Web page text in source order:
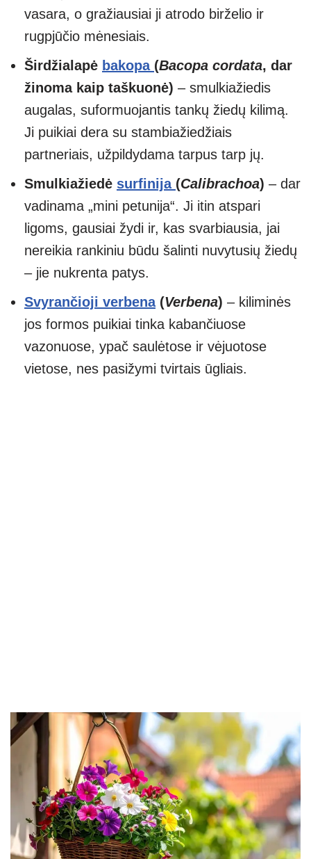
vasara, o gražiausiai ji atrodo birželio ir
rugpjūčio mėnesiais.
Širdžialapė bakopa (Bacopa cordata, dar
žinoma kaip taškuonė) – smulkiažiedis
augalas, suformuojantis tankų žiedų kilimą.
Ji puikiai dera su stambiažiedžiais
partneriais, užpildydama tarpus tarp jų.
Smulkiažiedė surfinija (Calibrachoa) – dar
vadinama „mini petunija“. Ji itin atspari
ligoms, gausiai žydi ir, kas svarbiausia, jai
nereikia rankiniu būdu šalinti nuvytusių žiedų
– jie nukrenta patys.
Svyrančioji verbena(Verbena) – kiliminės
jos formos puikiai tinka kabančiuose
vazonuose, ypač saulėtose ir vėjuotose
vietose, nes pasižymi tvirtais ūgliais.